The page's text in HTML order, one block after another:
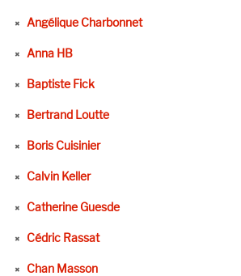
Angélique Charbonnet
Anna HB
Baptiste Fick
Bertrand Loutte
Boris Cuisinier
Calvin Keller
Catherine Guesde
Cédric Rassat
Chan Masson